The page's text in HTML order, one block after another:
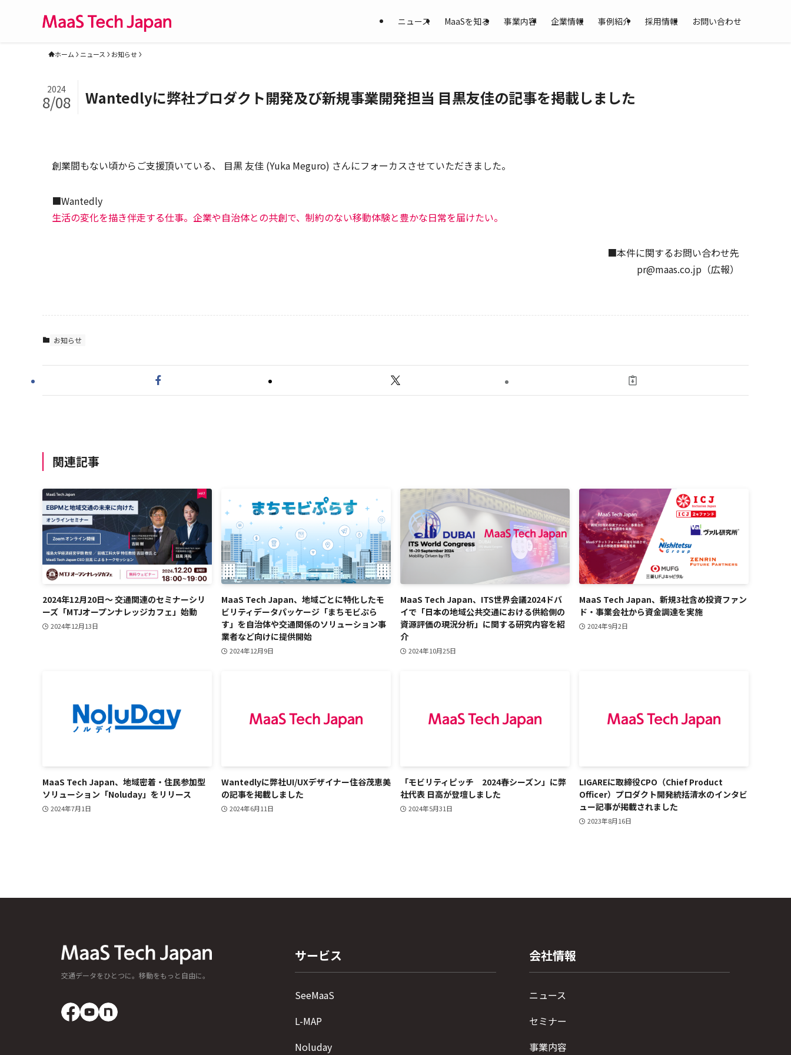
ニュース MaaSを知る 事業内容 企業情報 事例紹介 採用情報 お問い合わせ
ホーム ニュース お知らせ
Wantedlyに弊社プロダクト開発及び新規事業開発担当 目黒友佳の記事を掲載しました
2024
8/08
創業間もない頃からご支援頂いている、 目黒 友佳 (Yuka Meguro) さんにフォーカスさせていただきました。
■Wantedly
生活の変化を描き伴走する仕事。企業や自治体との共創で、制約のない移動体験と豊かな日常を届けたい。
■本件に関するお問い合わせ先
pr@maas.co.jp（広報）
お知らせ
関連記事
2024年12月20日～ 交通関連のセミナーシリ
ーズ「MTJオープンナレッジカフェ」始動
2024年12月13日
MaaS Tech Japan、地域ごとに特化したモ
ビリティデータパッケージ「まちモビぷら
す」を自治体や交通関係のソリューション事
業者など向けに提供開始
2024年12月9日
MaaS Tech Japan、ITS世界会議2024ドバ
イで「日本の地域公共交通における供給側の
資源評価の現況分析」に関する研究内容を紹
介
2024年10月25日
MaaS Tech Japan、新規3社含め投資ファン
ド・事業会社から資金調達を実施
2024年9月2日
MaaS Tech Japan、地域密着・住民参加型
ソリューション「Noluday」をリリース
2024年7月1日
Wantedlyに弊社UI/UXデザイナー住谷茂恵美
の記事を掲載しました
2024年6月11日
「モビリティピッチ 2024春シーズン」に弊
社代表 日高が登壇しました
2024年5月31日
LIGAREに取締役CPO（Chief Product
Officer）プロダクト開発統括清水のインタビ
ュー記事が掲載されました
2023年8月16日
交通データをひとつに。移動をもっと自由に。
サービス
SeeMaaS
L-MAP
Noluday
会社情報
ニュース
セミナー
事業内容